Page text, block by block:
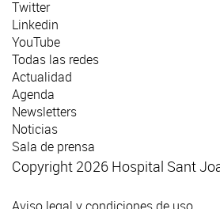
Twitter
Linkedin
YouTube
Todas las redes
Actualidad
Agenda
Newsletters
Noticias
Sala de prensa
Copyright 2026 Hospital Sant
Aviso legal y condiciones de uso